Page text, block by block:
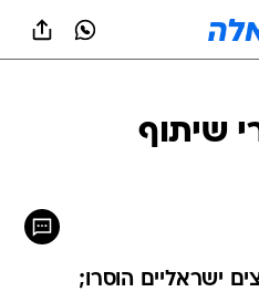
שיתוף
ישראליים הוסרו;